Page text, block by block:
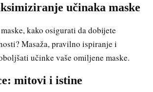
učinaka maske
kako osigurati da dobijete
Masaža, pravilno ispiranje i
učinke vaše omiljene maske.
mitovi i istine